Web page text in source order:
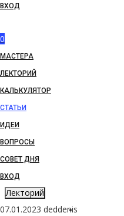
ВХОД
0
МАСТЕРА
ЛЕКТОРИЙ
КАЛЬКУЛЯТОР
СТАТЬИ
ИДЕИ
ВОПРОСЫ
СОВЕТ ДНЯ
ВХОД
Лекторий
07.01.2023 deddenis